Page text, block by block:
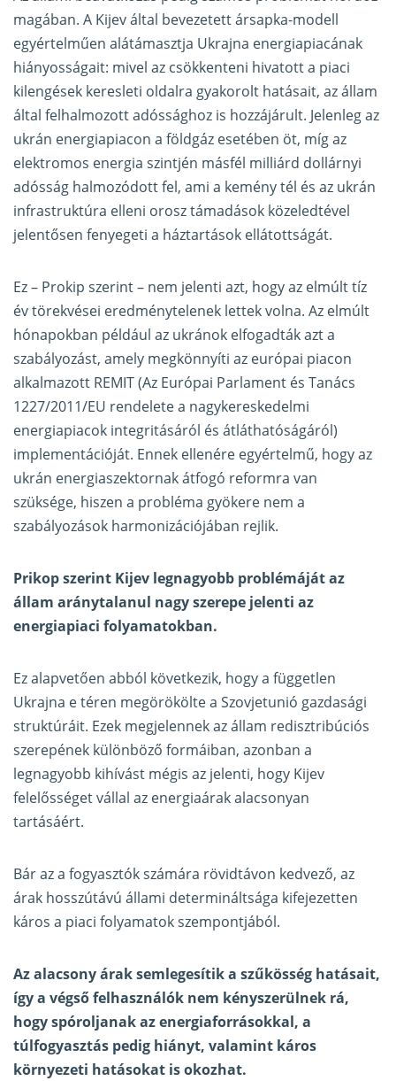
magában. A Kijev által bevezetett ársapka-modell
egyértelműen alátámasztja Ukrajna energiapiacának
hiányosságait: mivel az csökkenteni hivatott a piaci
kilengések keresleti oldalra gyakorolt hatásait, az állam
által felhalmozott adóssághoz is hozzájárult. Jelenleg az
ukrán energiapiacon a földgáz esetében öt, míg az
elektromos energia szintjén másfél milliárd dollárnyi
adósság halmozódott fel, ami a kemény tél és az ukrán
infrastruktúra elleni orosz támadások közeledtével
jelentősen fenyegeti a háztartások ellátottságát.
Ez – Prokip szerint – nem jelenti azt, hogy az elmúlt tíz
év törekvései eredménytelenek lettek volna. Az elmúlt
hónapokban például az ukránok elfogadták azt a
szabályozást, amely megkönnyíti az európai piacon
alkalmazott REMIT (Az Európai Parlament és Tanács
1227/2011/EU rendelete a nagykereskedelmi
energiapiacok integritásáról és átláthatóságáról)
implementációját. Ennek ellenére egyértelmű, hogy az
ukrán energiaszektornak átfogó reformra van
szüksége, hiszen a probléma gyökere nem a
szabályozások harmonizációjában rejlik.
Prikop szerint Kijev legnagyobb problémáját az
állam aránytalanul nagy szerepe jelenti az
energiapiaci folyamatokban.
Ez alapvetően abból következik, hogy a független
Ukrajna e téren megörökölte a Szovjetunió gazdasági
struktúráit. Ezek megjelennek az állam redisztribúciós
szerepének különböző formáiban, azonban a
legnagyobb kihívást mégis az jelenti, hogy Kijev
felelősséget vállal az energiaárak alacsonyan
tartásáért.
Bár az a fogyasztók számára rövidtávon kedvező, az
árak hosszútávú állami determináltsága kifejezetten
káros a piaci folyamatok szempontjából.
Az alacsony árak semlegesítik a szűkösség hatásait,
így a végső felhasználók nem kényszerülnek rá,
hogy spóroljanak az energiaforrásokkal, a
túlfogyasztás pedig hiányt, valamint káros
környezeti hatásokat is okozhat.